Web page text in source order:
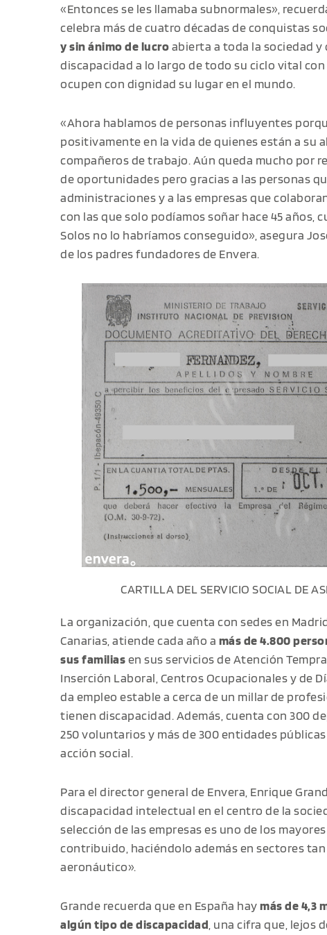
«Entonces se les llamaba subnormales»,
celebra más de cuatro décadas de conquistas
y sin ánimo de lucroabierta a toda la sociedad y
discapacidad a lo largo de todo su ciclo vital
ocupen con dignidad su lugar en el mundo.
«Ahora hablamos de personas influyentes
positivamente en la vida de quienes están a su
compañeros de trabajo. Aún queda mucho por
de oportunidades pero gracias a las personas
administraciones y a las empresas que
con las que solo podíamos soñar hace 45 años,
Solos no lo habríamos conseguido», asegura
de los padres fundadores de Envera.
CARTILLA DEL SERVICIO SOCIAL DE
La organización, que cuenta con sedes en
Canarias, atiende cada año a más de 4.800
sus familiasen sus servicios de Atención
Inserción Laboral, Centros Ocupacionales y de
da empleo estable a cerca de un millar de
tienen discapacidad. Además, cuenta con 300
250 voluntarios y más de 300 entidades
acción social.
Para el director general de Envera, Enrique
discapacidad intelectual en el centro de la
selección de las empresas es uno de los
contribuido, haciéndolo además en sectores
aeronáutico».
Grande recuerda que en España haymás de 4,3
algún tipo de discapacidad, una cifra que, lejos